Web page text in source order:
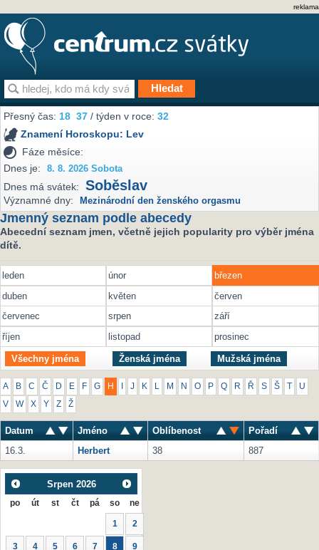
reklama
Přesný čas:18 37 / týden v roce:32
Znamení Horoskopu: Lev
Fáze měsíce:
Dnes je:
8. 8. 2026 Sobota
Dnes má svátek: Soběslav
Významné dny: Mezinárodní den ženského orgasmu
Jmenný seznam podle abecedy
Abecední seznam jmen, včetně jejich popularity pro výběr jména
dítě.
leden únor
březen
duben
květen
červen
červenec
srpen
září
říjen
listopad prosinec
Všechny jména Ženská jména Mužská jména
A B C Č D E F G H J K M N O P Q R Ř S Š U
V W X Y Z Ž
Datum Jméno Oblíbenost
Pořadí
16.3.
Herbert 38 887
Srpen 2026
po út st čt pá so ne
1 2
3 4 5 6 7 8 9